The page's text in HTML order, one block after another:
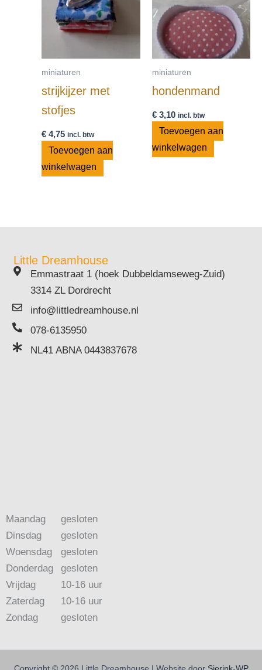
miniaturen
strijkijzer met
stofjes
€ 4,75 incl. btw
Toevoegen aan
winkelwagen
miniaturen
hondenmand
€3,10 incl. btw
Toevoegen aan
winkelwagen
Little Dreamhouse
Emmastraat 1 (hoek Dubbeldamseweg-Zuid)
3314 ZL Dordrecht
info@littledreamhouse.nl
078-6135950
NL41 ABNA 0443837678
Maandag
Dinsdag
Woensdag
Donderdag
Vrijdag
Zaterdag
Zondag
gesloten
gesloten
gesloten
gesloten
10-16 uur
10-16 uur
gesloten